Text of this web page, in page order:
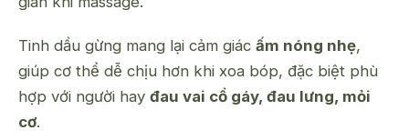
Tinh dầu gừng mang lại cảm giác ấm nóng nhẹ,
giúp cơ thể dễ chịu hơn khi xoa bóp, đặc biệt phù
hợp với người hay đau vai cổ gáy, đau lưng, mỏi
cơ.